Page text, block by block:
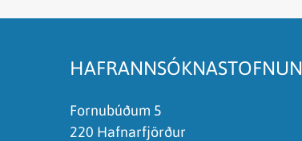
HAFRANNSÓKNASTOFNUN
Fornubúðum 5
220 Hafnarfjörður